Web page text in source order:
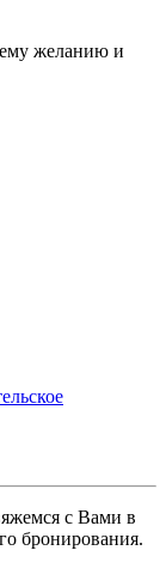
желанию и
с Вами в
бронирования.